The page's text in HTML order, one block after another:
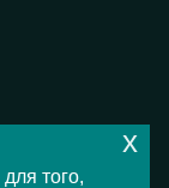
того,
x